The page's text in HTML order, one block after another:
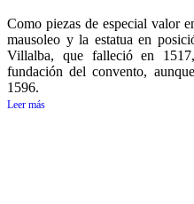
Como piezas de especial valor
mausoleo y la estatua en
Villalba, que falleció en
fundación del convento,
1596.
Leer más